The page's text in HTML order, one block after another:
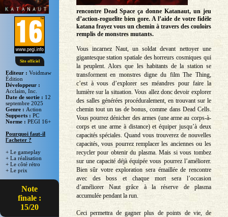
Site officiel
Editeur :Voidmaw
Édition
Développeur :
Acclaim, Inc.
Date de sortie : 12
septembre 2025
Genre : Action
Supports :PC
Norme :PEGI 16+
Pourquoi faut-il
l'acheter ?
+ Le gameplay
+ La réalisation
+ Le côté rétro
+ Le prix
Note
finale :
15/20
rencontre Dead Space ça donne Katanaut, un jeu
d’action-roguelite bien gore. A l’aide de votre fidèle
katana frayez vous un chemin à travers des couloirs
remplis de monstres mutants.
Vous incarnez Naut, un soldat devant nettoyer une
gigantesque station spatiale des horreurs cosmiques qui
la peuplent. Alors que les habitants de la station se
transforment en monstres digne du film The Thing,
c’est à vous d’explorer ses méandres pour faire la
lumière sur la situation. Vous allez donc devoir explorer
des salles générées procéduralement, en trouvant sur le
chemin tout un tas de bonus, comme dans Dead Cells.
Vous pourrez dénicher des armes (une arme au corps-à-
corps et une arme à distance) et équiper jusqu’à deux
capacités spéciales. Quand vous trouverez de nouvelles
capacités, vous pourrez remplacer les anciennes ou les
recycler pour obtenir du plasma. Mais si vous tombez
sur une capacité déjà équipée vous pourrez l’améliorer.
Bien sûr votre exploration sera émaillée de rencontre
avec des boss et chaque mort sera l’occasion
d’améliorer Naut grâce à la réserve de plasma
accumulée pendant la run.
Ceci permettra de gagner plus de points de vie, de